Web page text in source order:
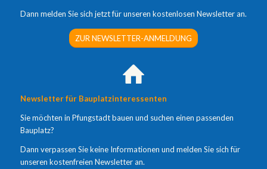
Dann melden Sie sich jetzt für unseren kostenlosen Newsletter an.
ZUR NEWSLETTER-ANMELDUNG
Newsletter für Bauplatzinteressenten
Sie möchten in Pfungstadt bauen und suchen einen passenden
Bauplatz?
Dann verpassen Sie keine Informationen und melden Sie sich für
unseren kostenfreien Newsletter an.